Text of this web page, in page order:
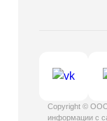
Copyright © ООО
информации с